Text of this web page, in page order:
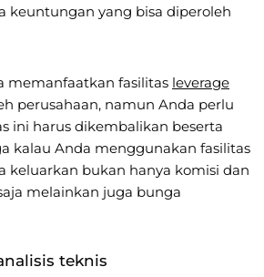
keuntungan yang bisa diperoleh
memanfaatkan fasilitas leverage
perusahaan, namun Anda perlu
ini harus dikembalikan beserta
kalau Anda menggunakan fasilitas
keluarkan bukan hanya komisi dan
melainkan juga bunga
teknis